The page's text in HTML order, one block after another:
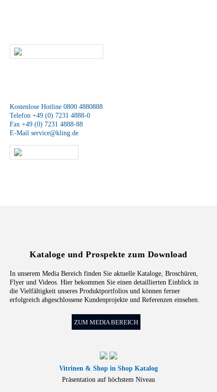
Kostenlose Hotline 0800 4880888
Telefon +49 (0) 7231 4888-0
Fax +49 (0) 7231 4888-88
E-Mail service@kling.de
Kataloge und Prospekte zum Download
In unserem Media Bereich finden Sie aktuelle Kataloge, Broschüren,
Flyer und Videos. Hier bekommen Sie einen detaillierten Einblick in
die Vielfältigkeit unseres Produktportfolios und können ferner
erfolgreich abgeschlossene Kundenprojekte und Referenzen einsehen.
ZUM MEDIA BEREICH
Vitrinen & Shop in Shop Katalog
Präsentation auf höchstem Niveau